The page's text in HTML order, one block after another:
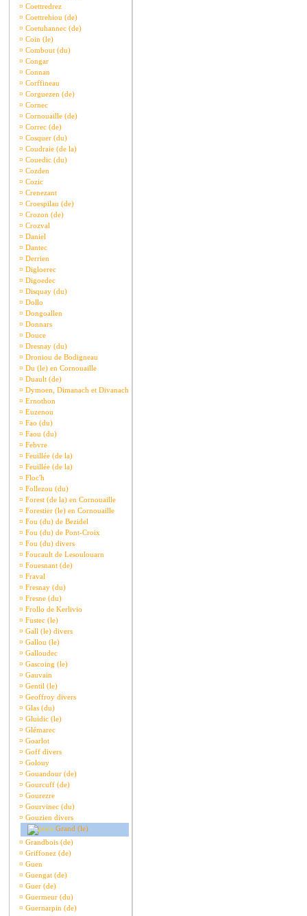
¤ Coettredrez
¤ Coettrehiou (de)
¤ Coetuhannec (de)
¤ Coin (le)
¤ Combout (du)
¤ Congar
¤ Connan
¤ Corffineau
¤ Corguezen (de)
¤ Cornec
¤ Cornouaille (de)
¤ Correc (de)
¤ Cosquer (du)
¤ Coudraie (de la)
¤ Couedic (du)
¤ Cozden
¤ Cozic
¤ Crenezant
¤ Croespilau (de)
¤ Crozon (de)
¤ Crozval
¤ Daniel
¤ Dantec
¤ Derrien
¤ Digloerec
¤ Digoedec
¤ Disquay (du)
¤ Dollo
¤ Dongoallen
¤ Donnars
¤ Douce
¤ Dresnay (du)
¤ Droniou de Bodigneau
¤ Du (le) en Cornouaille
¤ Duault (de)
¤ Dymoen, Dimanach et Divanach
¤ Ernothon
¤ Euzenou
¤ Fao (du)
¤ Faou (du)
¤ Febvre
¤ Feuillée (de la)
¤ Feuillée (de la)
¤ Floc'h
¤ Follezou (du)
¤ Forest (de la) en Cornouaille
¤ Forestier (le) en Cornouaille
¤ Fou (du) de Bezidel
¤ Fou (du) de Pont-Croix
¤ Fou (du) divers
¤ Foucault de Lesoulouarn
¤ Fouesnant (de)
¤ Fraval
¤ Fresnay (du)
¤ Fresne (du)
¤ Frollo de Kerlivio
¤ Fustec (le)
¤ Gall (le) divers
¤ Gallou (le)
¤ Galloudec
¤ Gascoing (le)
¤ Gauvain
¤ Gentil (le)
¤ Geoffroy divers
¤ Glas (du)
¤ Gluidic (le)
¤ Glémarec
¤ Goarlot
¤ Goff divers
¤ Golouy
¤ Gouandour (de)
¤ Gourcuff (de)
¤ Gourezre
¤ Gourvinec (du)
¤ Gouzien divers
Grand (le)
¤ Grandbois (de)
¤ Griffonez (de)
¤ Guen
¤ Guengat (de)
¤ Guer (de)
¤ Guermeur (du)
¤ Guernarpin (de)